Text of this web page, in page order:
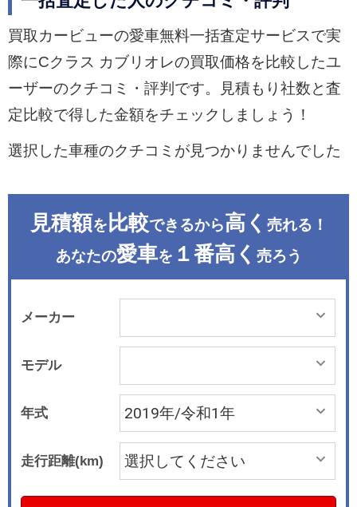
買取カービューの愛車無料一括査定サービスで実
際にCクラス カブリオレの買取価格を比較したユ
ーザーのクチコミ・評判です。見積もり社数と査
定比較で得した金額をチェックしましょう！
選択した車種のクチコミが見つかりませんでした
見積額を 比較できるから高く 売れる！
あなたの愛車を １番高く 売ろう
メーカー
モデル
年式
走行距離(km)